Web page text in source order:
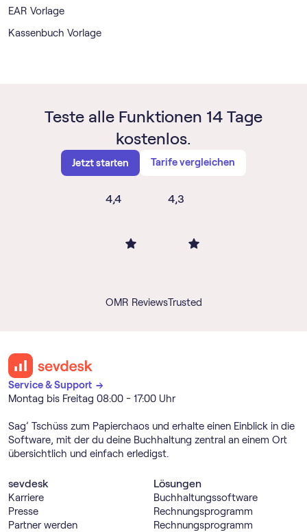
EAR Vorlage
Kassenbuch Vorlage
Teste alle Funktionen 14 Tage
kostenlos.
Jetzt starten Tarife vergleichen
4,4
OMR Reviews
4,3
Trusted
Service & Support →
Montag bis Freitag 08:00 - 17:00 Uhr
Sag’ Tschüss zum Papierchaos und erhalte einen Einblick in die
Software, mit der du deine Buchhaltung zentral an einem Ort
übersichtlich und einfach erledigst.
sevdesk
Karriere
Presse
Partner werden
Lösungen
Buch­haltungs­software
Rechnungs­programm
Rechnungs­programm